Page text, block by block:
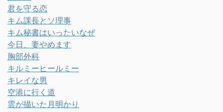
君を守る恋
キム課長とソ理事
キム秘書はいったいなぜ
今日、妻やめます
胸部外科
キルミーヒールミー
キレイな男
空港に行く道
雲が描いた月明かり